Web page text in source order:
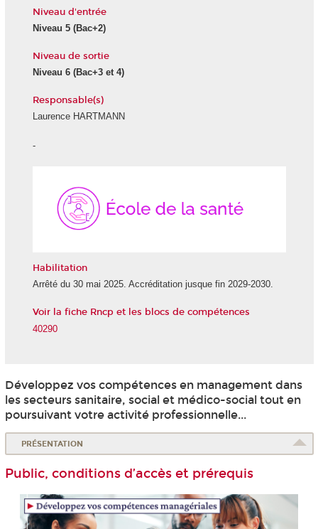
Niveau d'entrée
Niveau 5 (Bac+2)
Niveau de sortie
Niveau 6 (Bac+3 et 4)
Responsable(s)
Laurence HARTMANN
-
Habilitation
Arrêté du 30 mai 2025. Accréditation jusque fin 2029-2030.
Voir la fiche Rncp et les blocs de compétences
40290
Développez vos compétences en management dans
les secteurs sanitaire, social et médico-social tout en
poursuivant votre activité professionnelle...
PRÉSENTATION
Public, conditions d’accès et prérequis